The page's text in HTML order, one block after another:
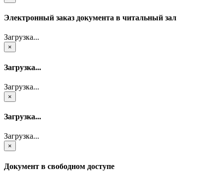
Электронный заказ документа в читальный зал
Загрузка...
×
Загрузка...
Загрузка...
×
Загрузка...
Загрузка...
×
Документ в свободном доступе